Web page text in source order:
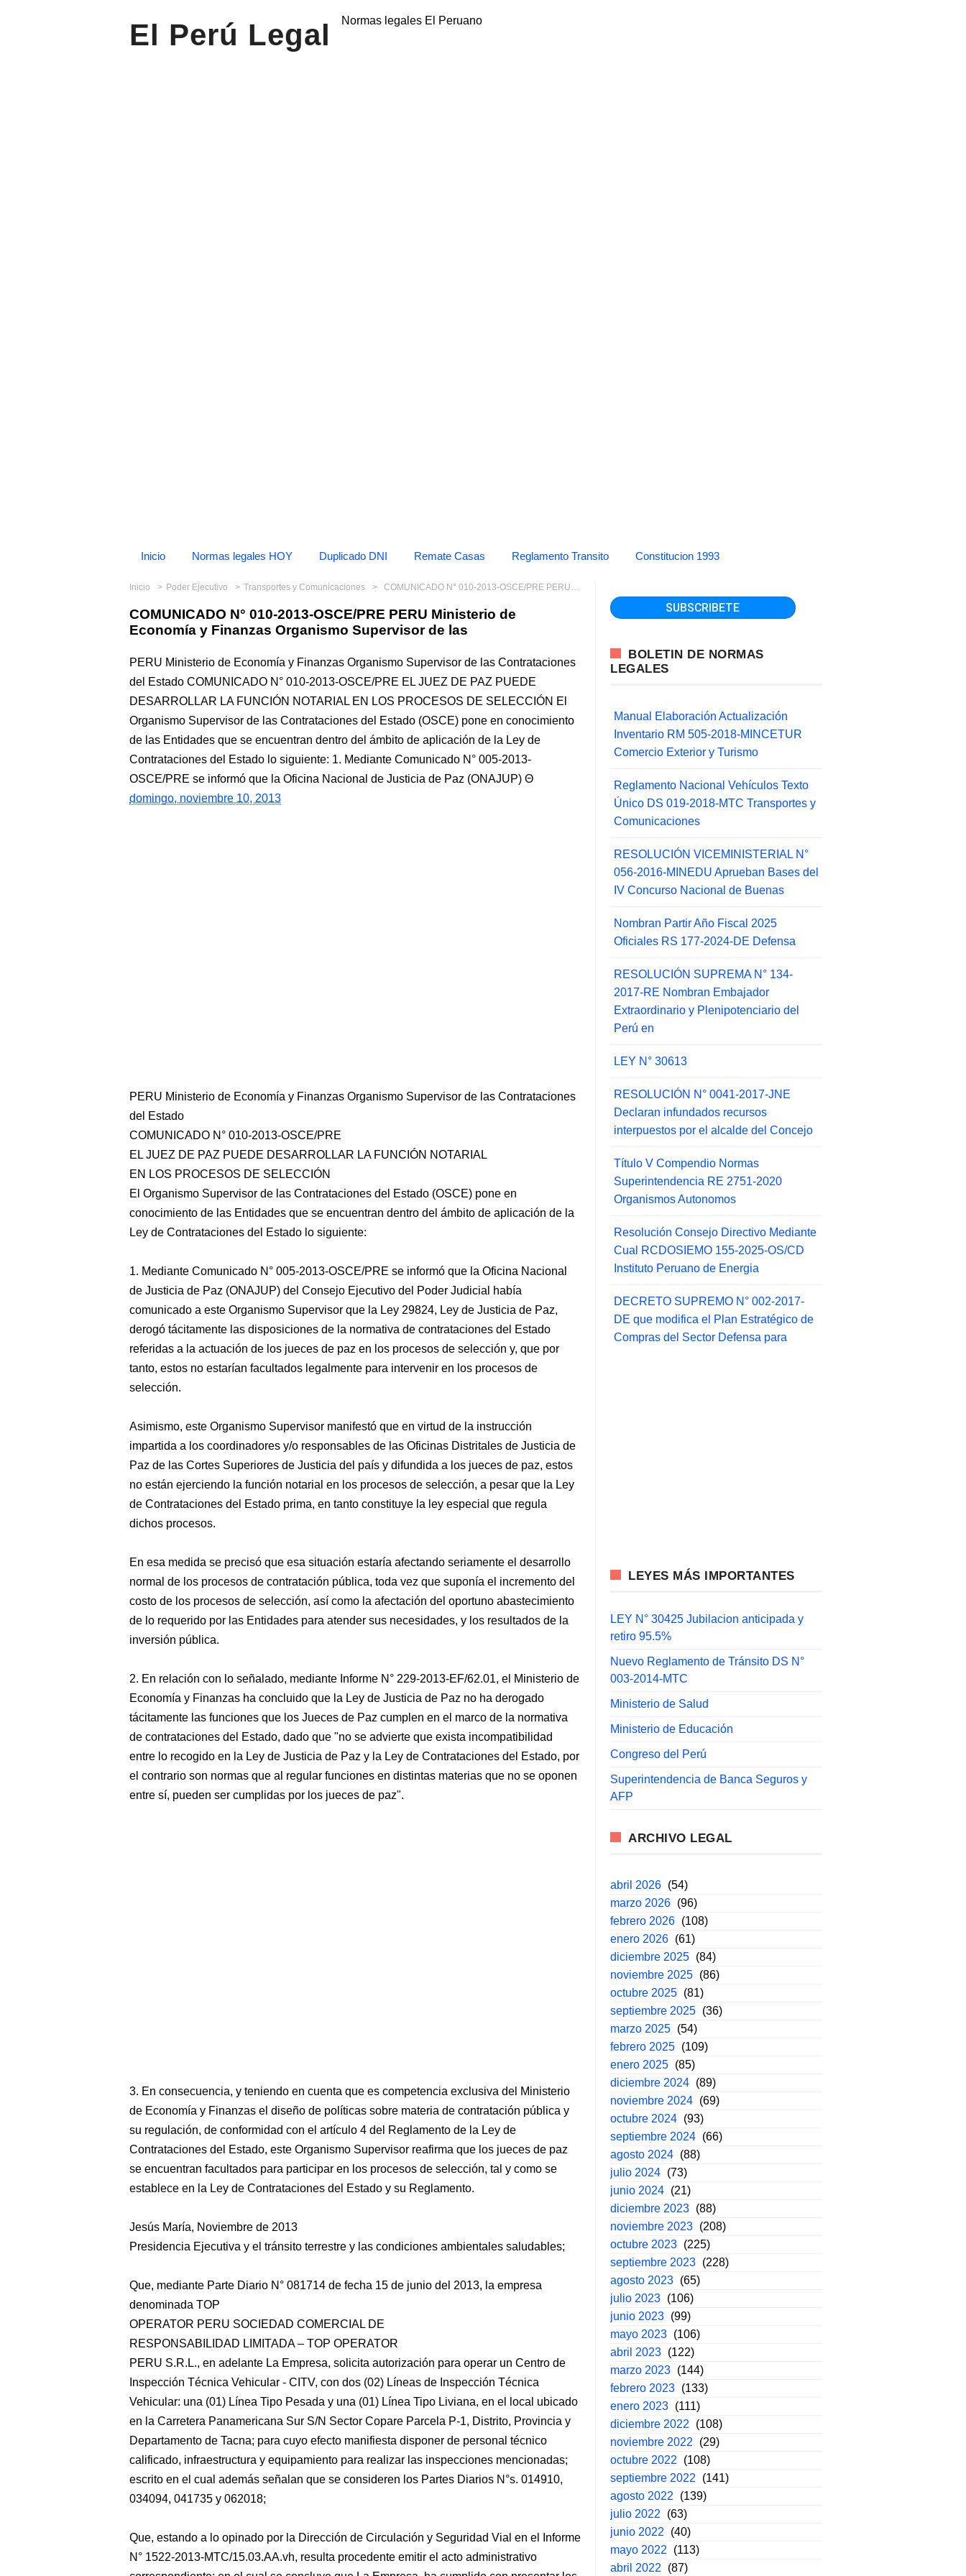
El Perú Legal Normas legales El Peruano
Inicio Normas legales HOY Duplicado DNI Remate Casas Reglamento Transito Constitucion 1993
Inicio Poder Ejecutivo Transportes y Comunicaciones COMUNICADO N° 010-2013-OSCE/PRE PERU Ministerio de Economía y Finanzas Organismo Supervisor de las
COMUNICADO N° 010-2013-OSCE/PRE PERU Ministerio de
Economía y Finanzas Organismo Supervisor de las
PERU Ministerio de Economía y Finanzas Organismo Supervisor de las Contrataciones
del Estado COMUNICADO N° 010-2013-OSCE/PRE EL JUEZ DE PAZ PUEDE
DESARROLLAR LA FUNCIÓN NOTARIAL EN LOS PROCESOS DE SELECCIÓN El
Organismo Supervisor de las Contrataciones del Estado (OSCE) pone en conocimiento
de las Entidades que se encuentran dentro del ámbito de aplicación de la Ley de
Contrataciones del Estado lo siguiente: 1. Mediante Comunicado N° 005-2013-
OSCE/PRE se informó que la Oficina Nacional de Justicia de Paz (ONAJUP)
domingo, noviembre 10, 2013
PERU Ministerio de Economía y Finanzas Organismo Supervisor de las Contrataciones
del Estado
COMUNICADO N° 010-2013-OSCE/PRE
EL JUEZ DE PAZ PUEDE DESARROLLAR LA FUNCIÓN NOTARIAL
EN LOS PROCESOS DE SELECCIÓN
El Organismo Supervisor de las Contrataciones del Estado (OSCE) pone en
conocimiento de las Entidades que se encuentran dentro del ámbito de aplicación de la
Ley de Contrataciones del Estado lo siguiente:
1. Mediante Comunicado N° 005-2013-OSCE/PRE se informó que la Oficina Nacional
de Justicia de Paz (ONAJUP) del Consejo Ejecutivo del Poder Judicial había
comunicado a este Organismo Supervisor que la Ley 29824, Ley de Justicia de Paz,
derogó tácitamente las disposiciones de la normativa de contrataciones del Estado
referidas a la actuación de los jueces de paz en los procesos de selección y, que por
tanto, estos no estarían facultados legalmente para intervenir en los procesos de
selección.
Asimismo, este Organismo Supervisor manifestó que en virtud de la instrucción
impartida a los coordinadores y/o responsables de las Oficinas Distritales de Justicia de
Paz de las Cortes Superiores de Justicia del país y difundida a los jueces de paz, estos
no están ejerciendo la función notarial en los procesos de selección, a pesar que la Ley
de Contrataciones del Estado prima, en tanto constituye la ley especial que regula
dichos procesos.
En esa medida se precisó que esa situación estaría afectando seriamente el desarrollo
normal de los procesos de contratación pública, toda vez que suponía el incremento del
costo de los procesos de selección, así como la afectación del oportuno abastecimiento
de lo requerido por las Entidades para atender sus necesidades, y los resultados de la
inversión pública.
2. En relación con lo señalado, mediante Informe N° 229-2013-EF/62.01, el Ministerio de
Economía y Finanzas ha concluido que la Ley de Justicia de Paz no ha derogado
tácitamente las funciones que los Jueces de Paz cumplen en el marco de la normativa
de contrataciones del Estado, dado que "no se advierte que exista incompatibilidad
entre lo recogido en la Ley de Justicia de Paz y la Ley de Contrataciones del Estado, por
el contrario son normas que al regular funciones en distintas materias que no se oponen
entre sí, pueden ser cumplidas por los jueces de paz".
3. En consecuencia, y teniendo en cuenta que es competencia exclusiva del Ministerio
de Economía y Finanzas el diseño de políticas sobre materia de contratación pública y
su regulación, de conformidad con el artículo 4 del Reglamento de la Ley de
Contrataciones del Estado, este Organismo Supervisor reafirma que los jueces de paz
se encuentran facultados para participar en los procesos de selección, tal y como se
establece en la Ley de Contrataciones del Estado y su Reglamento.
Jesús María, Noviembre de 2013
Presidencia Ejecutiva y el tránsito terrestre y las condiciones ambientales saludables;
Que, mediante Parte Diario N° 081714 de fecha 15 de junio del 2013, la empresa
denominada TOP
OPERATOR PERU SOCIEDAD COMERCIAL DE
RESPONSABILIDAD LIMITADA – TOP OPERATOR
PERU S.R.L., en adelante La Empresa, solicita autorización para operar un Centro de
Inspección Técnica Vehicular - CITV, con dos (02) Líneas de Inspección Técnica
Vehicular: una (01) Línea Tipo Pesada y una (01) Línea Tipo Liviana, en el local ubicado
en la Carretera Panamericana Sur S/N Sector Copare Parcela P-1, Distrito, Provincia y
Departamento de Tacna; para cuyo efecto manifiesta disponer de personal técnico
calificado, infraestructura y equipamiento para realizar las inspecciones mencionadas;
escrito en el cual además señalan que se consideren los Partes Diarios N°s. 014910,
034094, 041735 y 062018;
Que, estando a lo opinado por la Dirección de Circulación y Seguridad Vial en el Informe
N° 1522-2013-MTC/15.03.AA.vh, resulta procedente emitir el acto administrativo
BOLETIN DE NORMAS
LEGALES
Manual Elaboración Actualización
Inventario RM 505-2018-MINCETUR
Comercio Exterior y Turismo
Reglamento Nacional Vehículos Texto
Único DS 019-2018-MTC Transportes y
Comunicaciones
RESOLUCIÓN VICEMINISTERIAL N°
056-2016-MINEDU Aprueban Bases del
IV Concurso Nacional de Buenas
Nombran Partir Año Fiscal 2025
Oficiales RS 177-2024-DE Defensa
RESOLUCIÓN SUPREMA N° 134-
2017-RE Nombran Embajador
Extraordinario y Plenipotenciario del
Perú en
LEY N° 30613
RESOLUCIÓN N° 0041-2017-JNE
Declaran infundados recursos
interpuestos por el alcalde del Concejo
Título V Compendio Normas
Superintendencia RE 2751-2020
Organismos Autonomos
Resolución Consejo Directivo Mediante
Cual RCDOSIEMO 155-2025-OS/CD
Instituto Peruano de Energia
DECRETO SUPREMO N° 002-2017-
DE que modifica el Plan Estratégico de
Compras del Sector Defensa para
LEYES MÁS IMPORTANTES
LEY N° 30425 Jubilacion anticipada y
retiro 95.5%
Nuevo Reglamento de Tránsito DS N°
003-2014-MTC
Ministerio de Salud
Ministerio de Educación
Congreso del Perú
Superintendencia de Banca Seguros y
AFP
ARCHIVO LEGAL
abril 2026 (54)
marzo 2026 (96)
febrero 2026 (108)
enero 2026 (61)
diciembre 2025 (84)
noviembre 2025 (86)
octubre 2025 (81)
septiembre 2025 (36)
marzo 2025 (54)
febrero 2025 (109)
enero 2025 (85)
diciembre 2024 (89)
noviembre 2024 (69)
octubre 2024 (93)
septiembre 2024 (66)
agosto 2024 (88)
julio 2024 (73)
junio 2024 (21)
diciembre 2023 (88)
noviembre 2023 (208)
octubre 2023 (225)
septiembre 2023 (228)
agosto 2023 (65)
julio 2023 (106)
junio 2023 (99)
mayo 2023 (106)
abril 2023 (122)
marzo 2023 (144)
febrero 2023 (133)
enero 2023 (111)
diciembre 2022
(108)
noviembre 2022
(29)
octubre 2022
(108)
septiembre 2022
(141)
agosto 2022
(139)
julio 2022
(63)
junio 2022
(40)
mayo 2022
(113)
abril 2022
(87)